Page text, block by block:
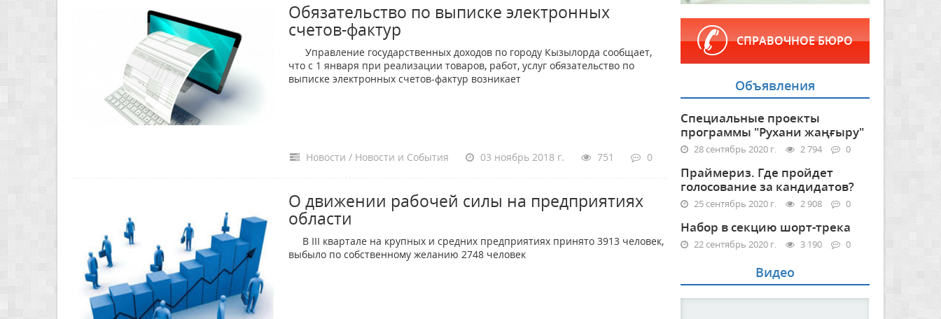
Обязательство по выписке электронных
счетов-фактур
Управление государственных доходов по городу Кызылорда сообщает,
что с 1 января при реализации товаров, работ, услуг обязательство по
выписке электронных счетов-фактур возникает
Новости / Новости и События 03 ноябрь 2018 г. 751 0
О движении рабочей силы на предприятиях
области
В III квартале на крупных и средних предприятиях принято 3913 человек,
выбыло по собственному желанию 2748 человек
СПРАВОЧНОЕ БЮРО
Объявления
Специальные проекты
программы "Рухани жаңғыру"
28 сентябрь 2020 г. 2 794 0
Праймериз. Где пройдет
голосование за кандидатов?
25 сентябрь 2020 г. 2 908 0
Набор в секцию шорт-трека
22 сентябрь 2020 г. 3 190 0
Видео